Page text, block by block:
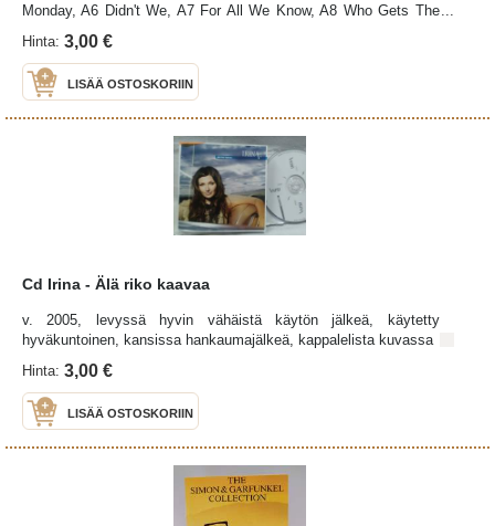
Monday, A6 Didn't We, A7 For All We Know, A8 Who Gets The
Now Is Love, B2 Reach Out For Me, B3 Trains & Boats &
Planes, B4 Are You There With Another Girl, B5 A House Is Not
A Home, B6 Anyone Who Had A Heart, B7 Forever My Love, B8
K4=erinomainen, K3=hyvä, K2=tyydyttävä, K1=kehno),
kuntoarviointi silmämääräisesti, ei soittamalla
Hinta: 3,00 €
LISÄÄ OSTOSKORIIN
Cd Irina - Älä riko kaavaa
v. 2005, levyssä hyvin vähäistä käytön jälkeä, käytetty
hyväkuntoinen, kansissa hankaumajälkeä, kappalelista kuvassa
Hinta: 3,00 €
LISÄÄ OSTOSKORIIN